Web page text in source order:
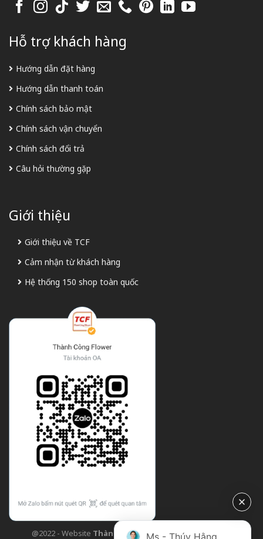
Hỗ trợ khách hàng
Hướng dẫn đặt hàng
Hướng dẫn thanh toán
Chính sách bảo mật
Chính sách vận chuyển
Chính sách đổi trả
Câu hỏi thường gặp
Giới thiệu
Giới thiệu về TCF
Cảm nhận từ khách hàng
Hệ thống 150 shop toàn quốc
@2022 - Website Thành Công Flower| Design bởi
Ms - Thúy Hằng